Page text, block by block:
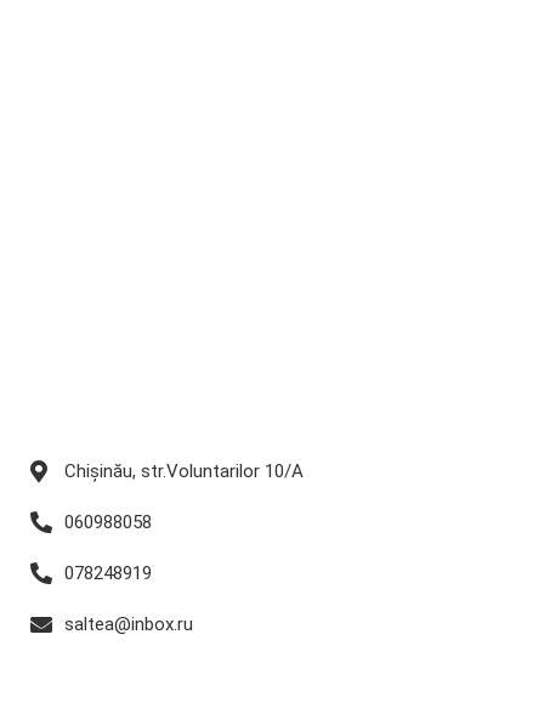
Chișinău, str.Voluntarilor 10/A
060988058
078248919
saltea@inbox.ru